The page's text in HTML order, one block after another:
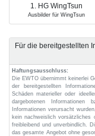
1. HG WingTsun
Ausbilder für WingTsun
Für die bereitgestellten
Haftungsausschluss:
Die EWTO übernimmt keinerlei
der bereitgestellten
Schäden materieller oder
dargebotenen
Informationen verursacht
kein nachweislich vorsätzliches
freibleibend und unverbindlich.
das gesamte Angebot ohne